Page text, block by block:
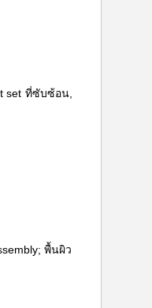
set ที่ซับซ้อน,
พื้นผิว